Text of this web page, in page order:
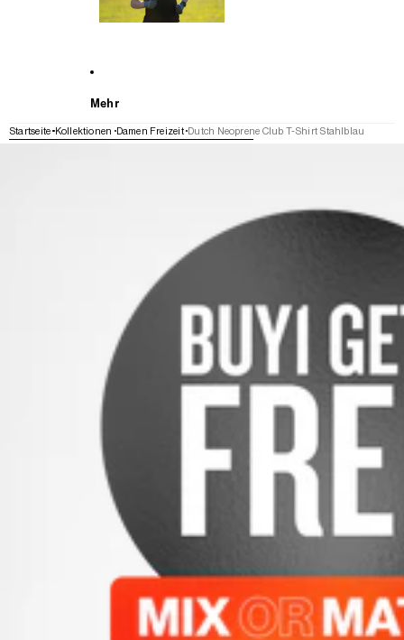
Mehr
Startseite Kollektionen Damen Freizeit Dutch Neoprene Club T-Shirt Stahlblau
WEITER ZU DEN PRODUKTINFORMATIONEN